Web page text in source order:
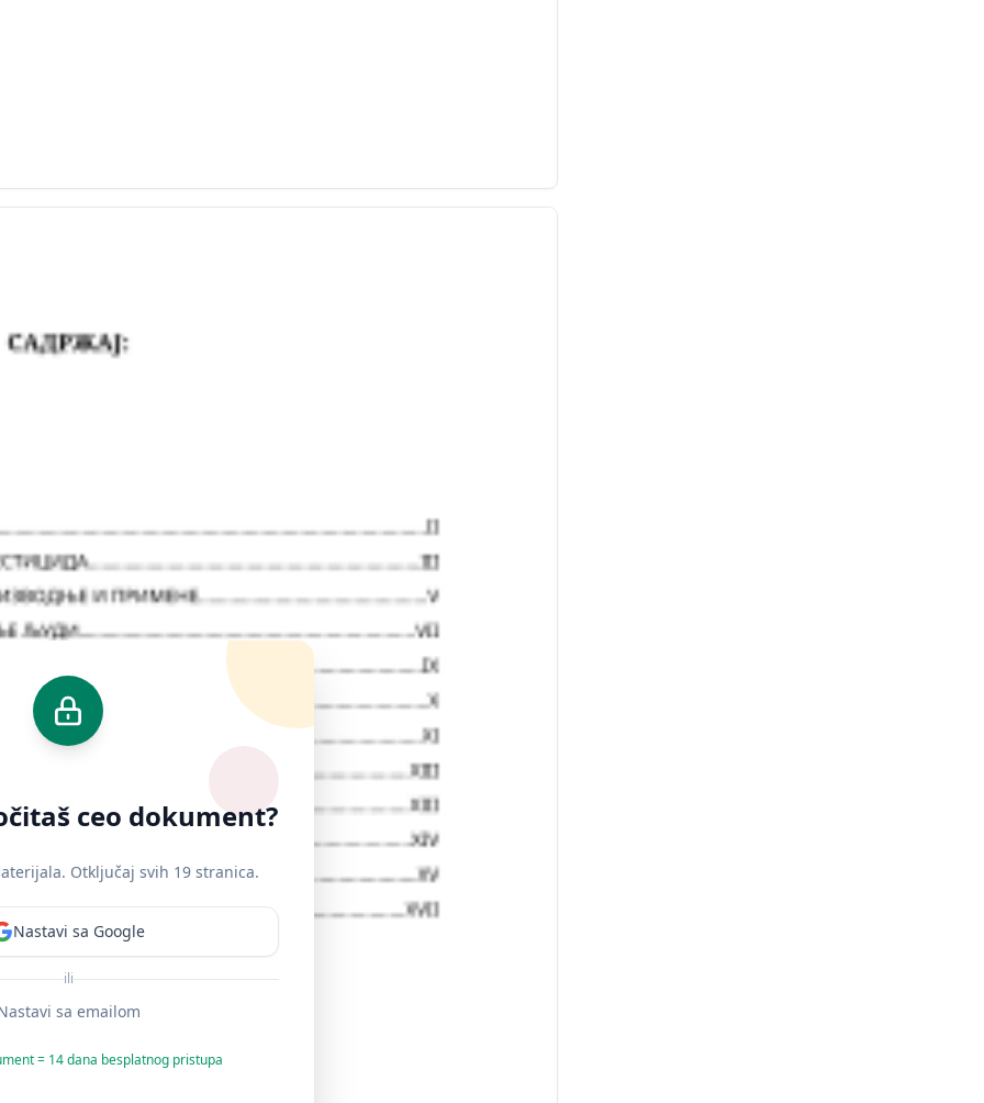
ceo dokument?
Otključaj svih 19 stranica.
Nastavi sa Google
ili
sa emailom
= 14 dana besplatnog pristupa